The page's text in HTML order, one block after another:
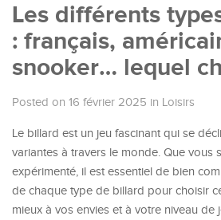
Les différents
: français,
snooker… lequel
Posted on 16 février 2025 in Loisirs
Le billard est un jeu fascinant qui se
variantes à travers le monde. Que vous
expérimenté, il est essentiel de bien
de chaque type de billard pour choisir
mieux à vos envies et à votre niveau de